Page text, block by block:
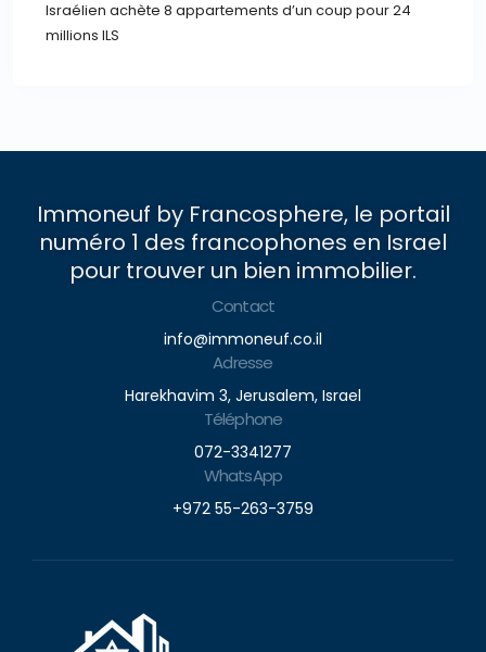
Israélien achète 8 appartements d’un coup pour 24
millions ILS
Immoneuf by Francosphere, le portail
numéro 1 des francophones en Israel
pour trouver un bien immobilier.
Contact
info@immoneuf.co.il
Adresse
Harekhavim 3, Jerusalem, Israel
Téléphone
072-3341277
WhatsApp
+972 55-263-3759